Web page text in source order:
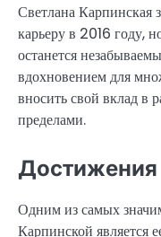
Светлана Карпинская
карьеру в 2016 году,
останется
вдохновением для
вносить свой вклад в
пределами.
Достижения
Одним из самых
Карпинской является